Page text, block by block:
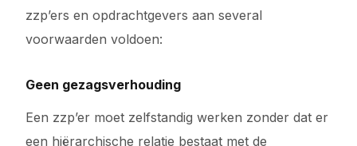
zzp’ers en opdrachtgevers aan several
voorwaarden voldoen:
Geen gezagsverhouding
Een zzp’er moet zelfstandig werken zonder dat er
een hiërarchische relatie bestaat met de